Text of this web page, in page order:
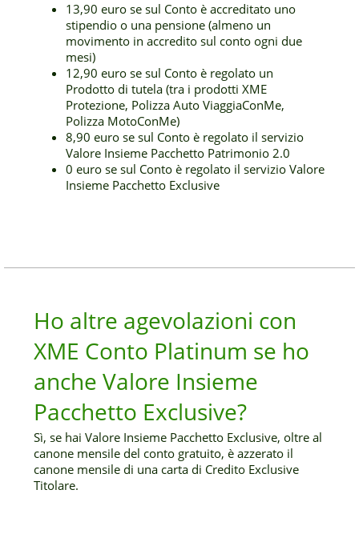
13,90 euro se sul Conto è accreditato uno
stipendio o una pensione (almeno un
movimento in accredito sul conto ogni due
mesi)
12,90 euro se sul Conto è regolato un
Prodotto di tutela (tra i prodotti XME
Protezione, Polizza Auto ViaggiaConMe,
Polizza MotoConMe)
8,90 euro se sul Conto è regolato il servizio
Valore Insieme Pacchetto Patrimonio 2.0
0 euro se sul Conto è regolato il servizio Valore
Insieme Pacchetto Exclusive
Ho altre agevolazioni con
XME Conto Platinum se ho
anche Valore Insieme
Pacchetto Exclusive?
Sì, se hai Valore Insieme Pacchetto Exclusive, oltre al
canone mensile del conto gratuito, è azzerato il
canone mensile di una carta di Credito Exclusive
Titolare.